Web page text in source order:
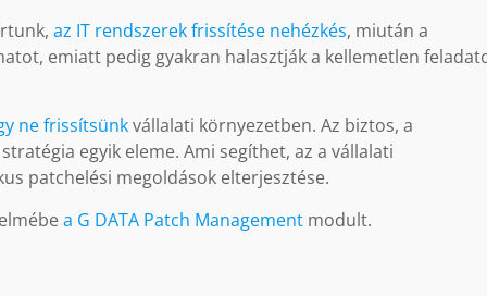
az IT rendszerek frissítése nehézkés, miután a
emiatt pedig gyakran halasztják a kellemetlen
ne frissítsünkvállalati környezetben. Az biztos, a
egyik eleme. Ami segíthet, az a vállalati
patchelési megoldások elterjesztése.
a G DATA Patch Management modult.